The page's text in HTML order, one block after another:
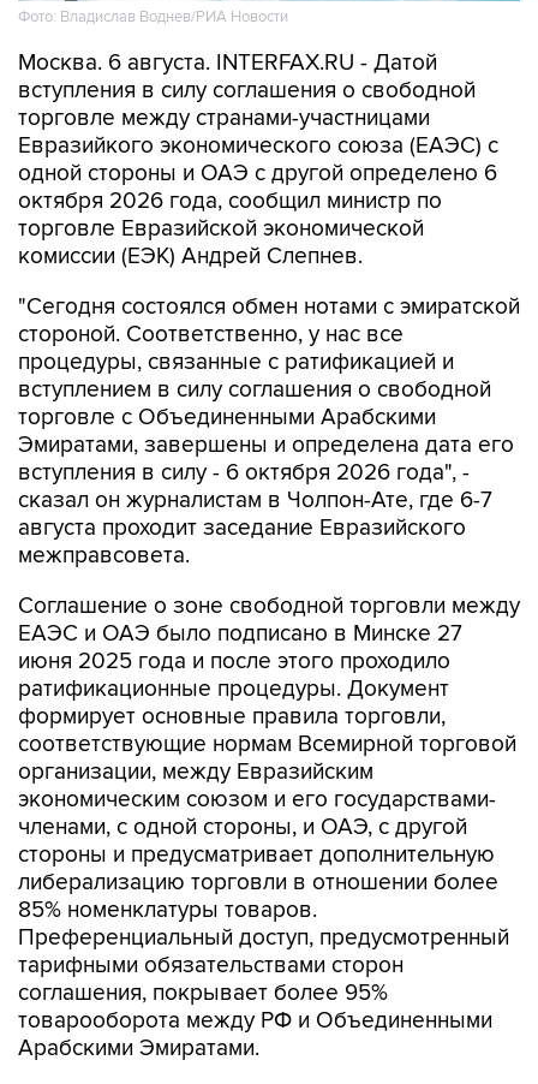
Фото: Владислав Воднев/РИА Новости
Москва. 6 августа. INTERFAX.RU - Датой
вступления в силу соглашения о свободной
торговле между странами-участницами
Евразийкого экономического союза (ЕАЭС) с
одной стороны и ОАЭ с другой определено 6
октября 2026 года, сообщил министр по
торговле Евразийской экономической
комиссии (ЕЭК) Андрей Слепнев.
"Сегодня состоялся обмен нотами с эмиратской
стороной. Соответственно, у нас все
процедуры, связанные с ратификацией и
вступлением в силу соглашения о свободной
торговле с Объединенными Арабскими
Эмиратами, завершены и определена дата его
вступления в силу - 6 октября 2026 года", -
сказал он журналистам в Чолпон-Ате, где 6-7
августа проходит заседание Евразийского
межправсовета.
Соглашение о зоне свободной торговли между
ЕАЭС и ОАЭ было подписано в Минске 27
июня 2025 года и после этого проходило
ратификационные процедуры. Документ
формирует основные правила торговли,
соответствующие нормам Всемирной торговой
организации, между Евразийским
экономическим союзом и его государствами-
членами, с одной стороны, и ОАЭ, с другой
стороны и предусматривает дополнительную
либерализацию торговли в отношении более
85% номенклатуры товаров.
Преференциальный доступ, предусмотренный
тарифными обязательствами сторон
соглашения, покрывает более 95%
товарооборота между РФ и Объединенными
Арабскими Эмиратами.